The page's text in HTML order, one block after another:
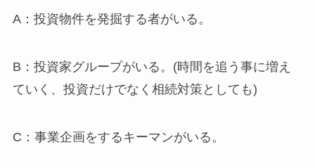
A：投資物件を発掘する者がいる。
B：投資家グループがいる。(時間を追う事に増え
ていく、投資だけでなく相続対策としても)
C：事業企画をするキーマンがいる。